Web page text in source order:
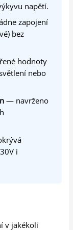
napětí.
zapojení
bez
hodnoty
nebo
— navrženo
i
v jakékoli